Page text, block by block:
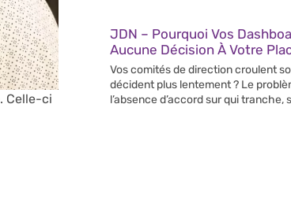
Celle-ci
JDN – Pourquoi Vos
Aucune Décision À Votre
Vos comités de direction croulent
décident plus lentement ? Le
l’absence d’accord sur qui tranche,